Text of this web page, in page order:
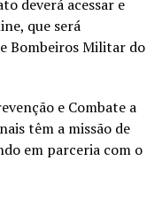
deverá acessar e
que será
Bombeiros Militar do
e Combate a
têm a missão de
em parceria com o